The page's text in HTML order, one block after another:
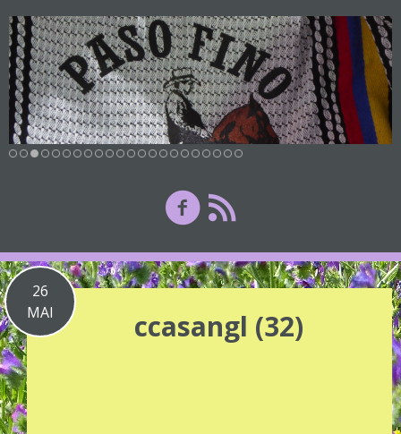
26
MAI
ccasangl (32)